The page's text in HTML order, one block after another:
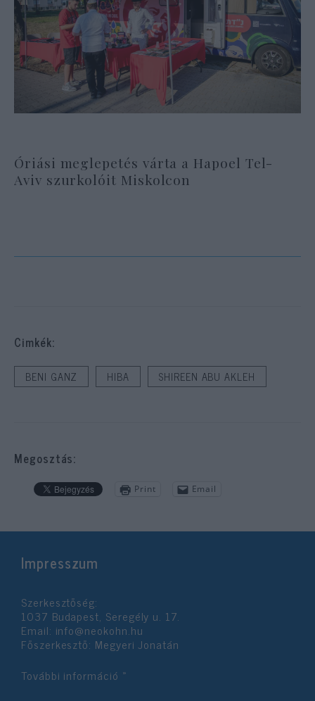
Óriási meglepetés várta a Hapoel Tel-
Aviv szurkolóit Miskolcon
Cimkék:
BENI GANZ HIBA SHIREEN ABU AKLEH
Megosztás:
Print Email
Impresszum
Szerkesztőség:
1037 Budapest, Seregély u. 17.
Email: info@neokohn.hu
Főszerkesztő: Megyeri Jonatán
További információ »